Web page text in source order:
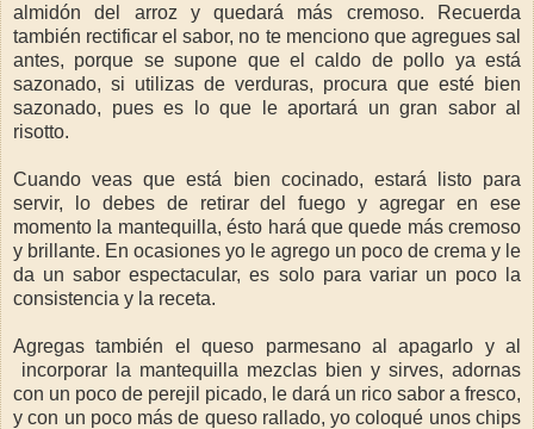
almidón del arroz y quedará más cremoso. Recuerda
también rectificar el sabor, no te menciono que agregues sal
antes, porque se supone que el caldo de pollo ya está
sazonado, si utilizas de verduras, procura que esté bien
sazonado, pues es lo que le aportará un gran sabor al
risotto.
Cuando veas que está bien cocinado, estará listo para
servir, lo debes de retirar del fuego y agregar en ese
momento la mantequilla, ésto hará que quede más cremoso
y brillante. En ocasiones yo le agrego un poco de crema y le
da un sabor espectacular, es solo para variar un poco la
consistencia y la receta.
Agregas también el queso parmesano al apagarlo y al
incorporar la mantequilla mezclas bien y sirves, adornas
con un poco de perejil picado, le dará un rico sabor a fresco,
y con un poco más de queso rallado, yo coloqué unos chips